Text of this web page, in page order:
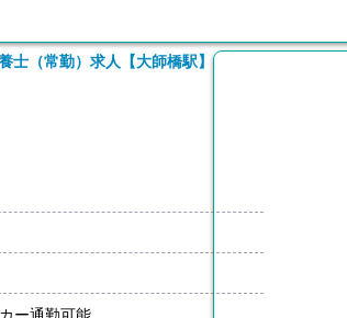
士（常勤）求人【大師橋駅】
ー通勤可能